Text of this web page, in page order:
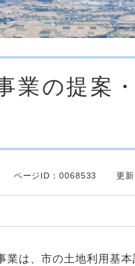
業の提案
ページID：0068533 更
は、市の土地利用基